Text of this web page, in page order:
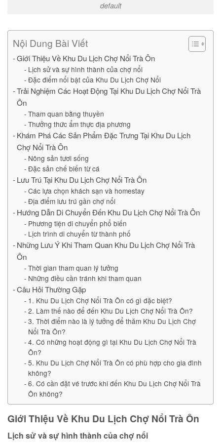
default
Nội Dung Bài Viết
Giới Thiệu Về Khu Du Lịch Chợ Nổi Trà Ôn
Lịch sử và sự hình thành của chợ nổi
Đặc điểm nổi bật của Khu Du Lịch Chợ Nổi
Trải Nghiệm Các Hoạt Động Tại Khu Du Lịch Chợ Nổi Trà
Ôn
Tham quan bằng thuyền
Thưởng thức ẩm thực địa phương
Khám Phá Các Sản Phẩm Đặc Trưng Tại Khu Du Lịch
Chợ Nổi Trà Ôn
Nông sản tươi sống
Đặc sản chế biến từ cá
Lưu Trú Tại Khu Du Lịch Chợ Nổi Trà Ôn
Các lựa chọn khách sạn và homestay
Địa điểm lưu trú gần chợ nổi
Hướng Dẫn Di Chuyển Đến Khu Du Lịch Chợ Nổi Trà Ôn
Phương tiện di chuyển phổ biến
Lịch trình di chuyển từ thành phố
Những Lưu Ý Khi Tham Quan Khu Du Lịch Chợ Nổi Trà
Ôn
Thời gian tham quan lý tưởng
Những điều cần tránh khi tham quan
Câu Hỏi Thường Gặp
1. Khu Du Lịch Chợ Nổi Trà Ôn có gì đặc biệt?
2. Làm thế nào để đến Khu Du Lịch Chợ Nổi Trà Ôn?
3. Thời điểm nào là lý tưởng để thăm Khu Du Lịch Chợ
Nổi Trà Ôn?
4. Có những hoạt động gì tại Khu Du Lịch Chợ Nổi Trà
Ôn?
5. Khu Du Lịch Chợ Nổi Trà Ôn có phù hợp cho gia đình
không?
6. Có cần đặt vé trước khi đến Khu Du Lịch Chợ Nổi Trà
Ôn không?
Giới Thiệu Về Khu Du Lịch Chợ Nổi Trà Ôn
Lịch sử và sự hình thành của chợ nổi